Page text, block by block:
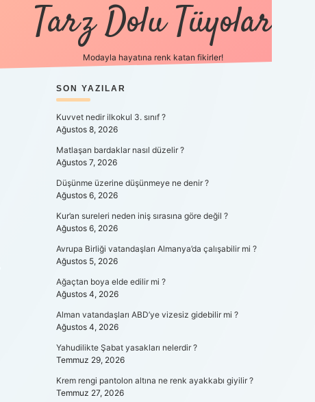
Tarz Dolu Tüyolar
Modayla hayatına renk katan fikirler!
SIDEBAR
SON YAZILAR
Kuvvet nedir ilkokul 3. sınıf ?
Ağustos 8, 2026
Matlaşan bardaklar nasıl düzelir ?
Ağustos 7, 2026
Düşünme üzerine düşünmeye ne denir ?
Ağustos 6, 2026
Kur’an sureleri neden iniş sırasına göre değil ?
Ağustos 6, 2026
Avrupa Birliği vatandaşları Almanya’da çalışabilir mi ?
Ağustos 5, 2026
Ağaçtan boya elde edilir mi ?
Ağustos 4, 2026
Alman vatandaşları ABD’ye vizesiz gidebilir mi ?
Ağustos 4, 2026
Yahudilikte Şabat yasakları nelerdir ?
Temmuz 29, 2026
Krem rengi pantolon altına ne renk ayakkabı giyilir ?
Temmuz 27, 2026